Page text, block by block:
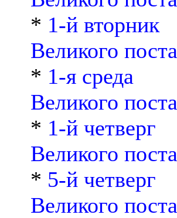
* 1-й вторник
Великого поста
* 1-я среда
Великого поста
* 1-й четверг
Великого поста
* 5-й четверг
Великого поста